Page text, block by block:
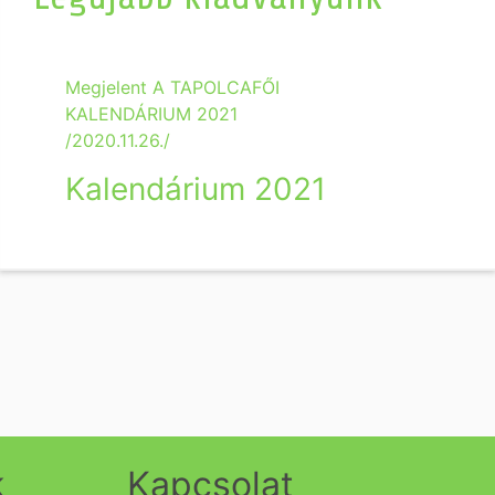
Megjelent A TAPOLCAFŐI
KALENDÁRIUM 2021
/2020.11.26./
Kalendárium 2021
Kapcsolat